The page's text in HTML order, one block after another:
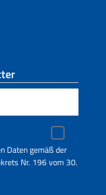
Daten gemäß der
Nr. 196 vom 30.